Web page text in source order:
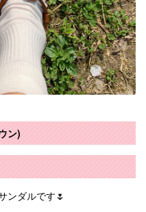
ン)
ンダルです🌷